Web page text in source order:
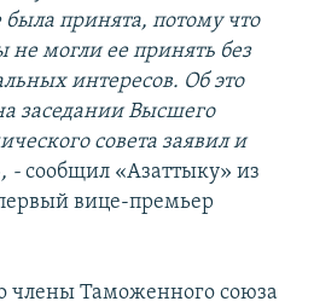
принята, потому что
могли ее принять без
интересов. Об это
заседании Высшего
совета заявил и
, - сообщил «Азаттыку» из
вице-премьер
члены Таможенного союза